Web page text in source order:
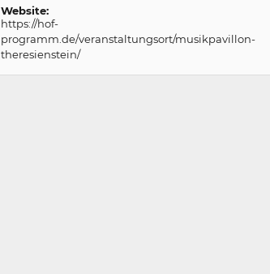
Website:
https://hof-
programm.de/veranstaltungsort/musikpavillon-
theresienstein/